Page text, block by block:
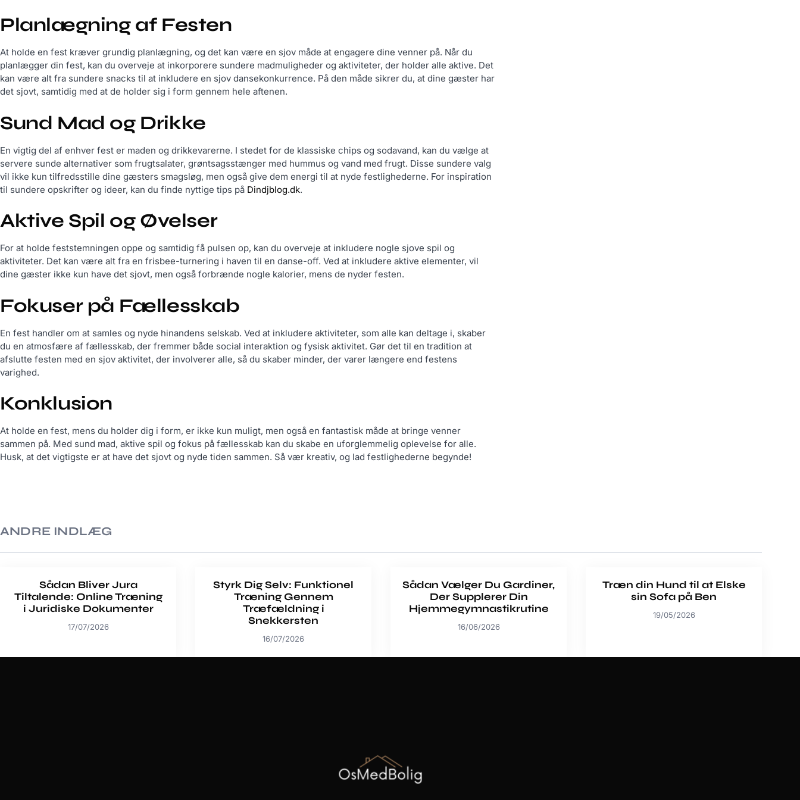
Planlægning af Festen
At holde en fest kræver grundig planlægning, og det kan være en sjov måde at engagere dine venner på. Når du
planlægger din fest, kan du overveje at inkorporere sundere madmuligheder og aktiviteter, der holder alle aktive. Det
kan være alt fra sundere snacks til at inkludere en sjov dansekonkurrence. På den måde sikrer du, at dine gæster har
det sjovt, samtidig med at de holder sig i form gennem hele aftenen.
Sund Mad og Drikke
En vigtig del af enhver fest er maden og drikkevarerne. I stedet for de klassiske chips og sodavand, kan du vælge at
servere sunde alternativer som frugtsalater, grøntsagsstænger med hummus og vand med frugt. Disse sundere valg
vil ikke kun tilfredsstille dine gæsters smagsløg, men også give dem energi til at nyde festlighederne. For inspiration
til sundere opskrifter og ideer, kan du finde nyttige tips på Dindjblog.dk.
Aktive Spil og Øvelser
For at holde feststemningen oppe og samtidig få pulsen op, kan du overveje at inkludere nogle sjove spil og
aktiviteter. Det kan være alt fra en frisbee-turnering i haven til en danse-off. Ved at inkludere aktive elementer, vil
dine gæster ikke kun have det sjovt, men også forbrænde nogle kalorier, mens de nyder festen.
Fokuser på Fællesskab
En fest handler om at samles og nyde hinandens selskab. Ved at inkludere aktiviteter, som alle kan deltage i, skaber
du en atmosfære af fællesskab, der fremmer både social interaktion og fysisk aktivitet. Gør det til en tradition at
afslutte festen med en sjov aktivitet, der involverer alle, så du skaber minder, der varer længere end festens
varighed.
Konklusion
At holde en fest, mens du holder dig i form, er ikke kun muligt, men også en fantastisk måde at bringe venner
sammen på. Med sund mad, aktive spil og fokus på fællesskab kan du skabe en uforglemmelig oplevelse for alle.
Husk, at det vigtigste er at have det sjovt og nyde tiden sammen. Så vær kreativ, og lad festlighederne begynde!
ANDRE INDLÆG
Sådan Bliver Jura
Tiltalende: Online Træning
i Juridiske Dokumenter
17/07/2026
Styrk Dig Selv: Funktionel
Træning Gennem
Træfældning i
Snekkersten
16/07/2026
Sådan Vælger Du Gardiner,
Der Supplerer Din
Hjemmegymnastikrutine
16/06/2026
Træn din Hund til at Elske
sin Sofa på Ben
19/05/2026